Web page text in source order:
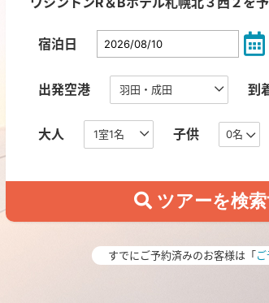
宿泊日
出発空港 到
大人 子供 0名
すでにご予約済みのお客様は「ご